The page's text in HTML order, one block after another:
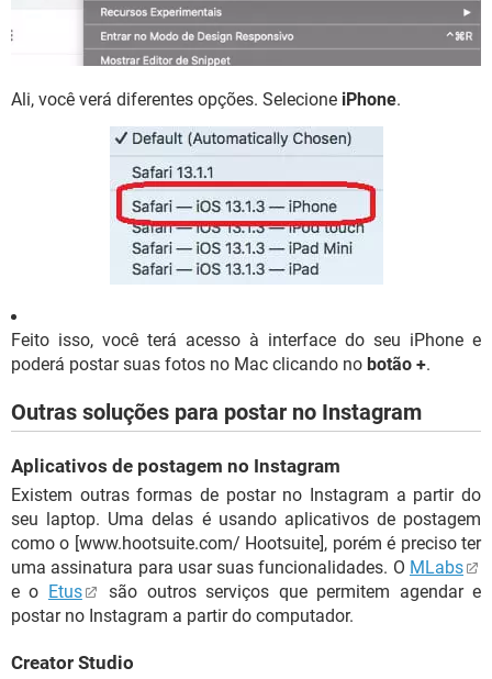
Ali, você verá diferentes opções. Selecione iPhone.
Feito isso, você terá acesso à interface do seu iPhone e
poderá postar suas fotos no Mac clicando no botão +.
Outras soluções para postar no Instagram
Aplicativos de postagem no Instagram
Existem outras formas de postar no Instagram a partir do
seu laptop. Uma delas é usando aplicativos de postagem
como o [www.hootsuite.com/ Hootsuite], porém é preciso ter
uma assinatura para usar suas funcionalidades. O MLabs
e o Etus
são outros serviços que permitem agendar e
postar no Instagram a partir do computador.
Creator Studio